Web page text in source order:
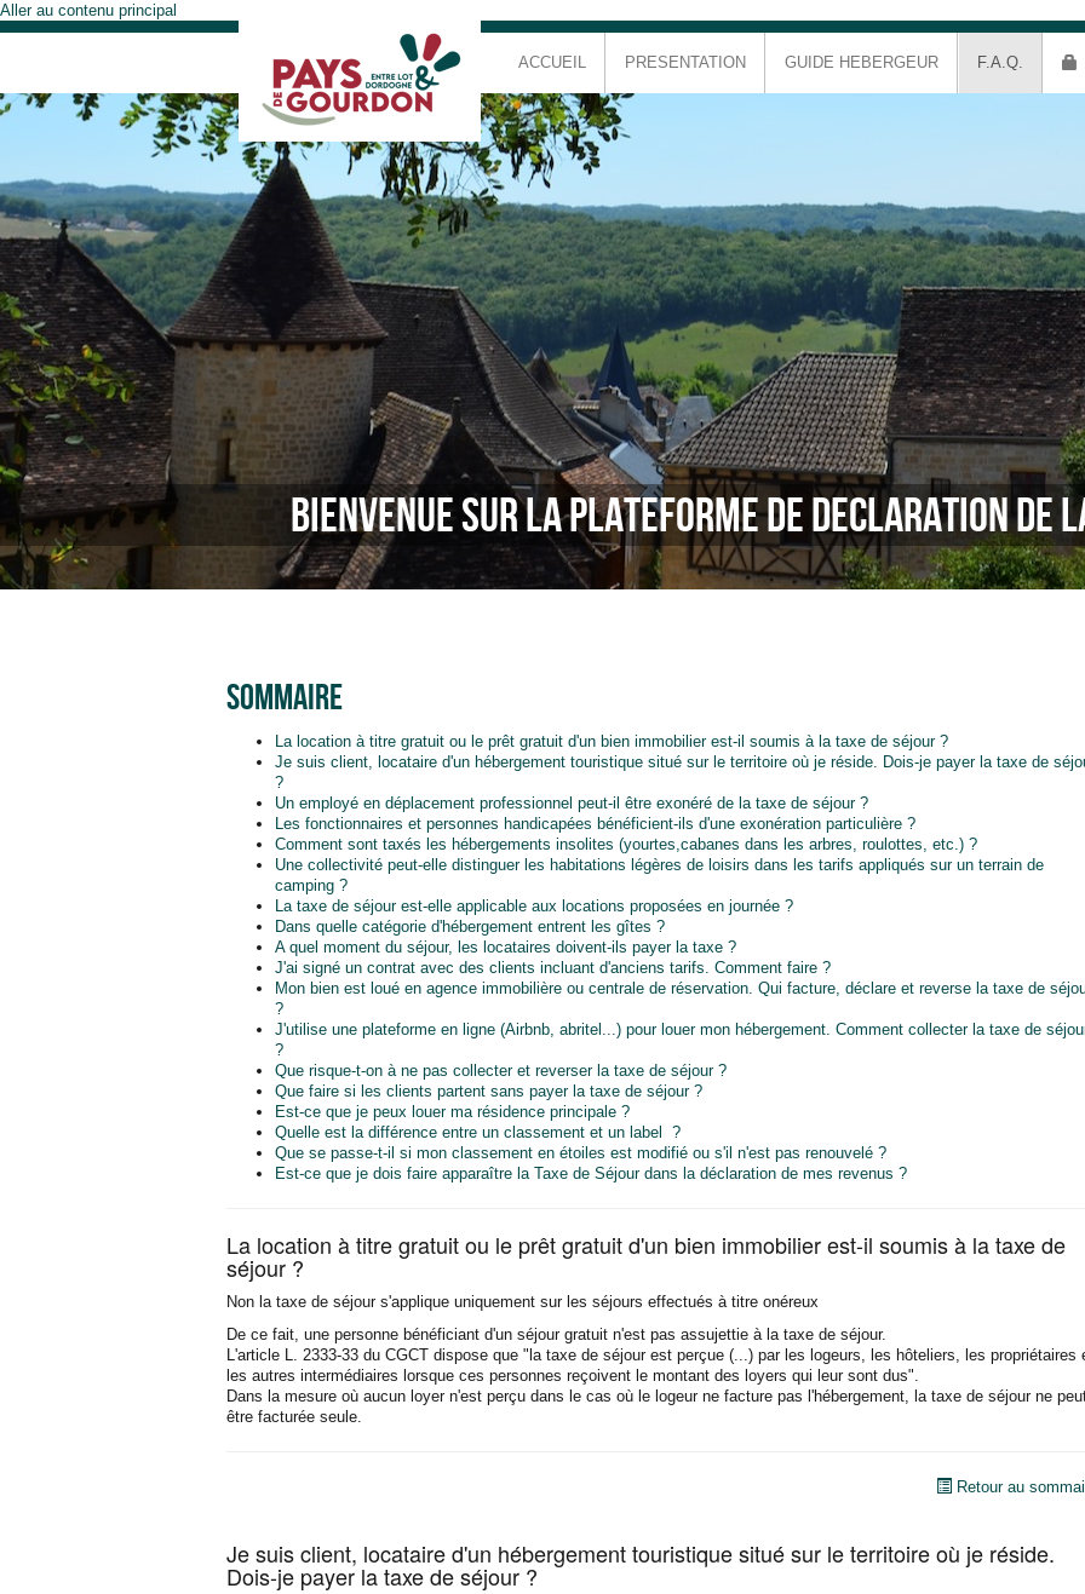
Aller au contenu principal
ACCUEIL PRESENTATION GUIDE HEBERGEUR F.A.Q.
BIENVENUE SUR LA PLATEFORME DE DECLARATION DE
Sommaire
La location à titre gratuit ou le prêt gratuit d'un bien immobilier est-il soumis à la taxe de séjour ?
Je suis client, locataire d'un hébergement touristique situé sur le territoire où je réside. Dois-je payer la taxe de
?
Un employé en déplacement professionnel peut-il être exonéré de la taxe de séjour ?
Les fonctionnaires et personnes handicapées bénéficient-ils d'une exonération particulière ?
Comment sont taxés les hébergements insolites (yourtes,cabanes dans les arbres, roulottes, etc.) ?
Une collectivité peut-elle distinguer les habitations légères de loisirs dans les tarifs appliqués sur un terrain de
camping ?
La taxe de séjour est-elle applicable aux locations proposées en journée ?
Dans quelle catégorie d'hébergement entrent les gîtes ?
A quel moment du séjour, les locataires doivent-ils payer la taxe ?
J'ai signé un contrat avec des clients incluant d'anciens tarifs. Comment faire ?
Mon bien est loué en agence immobilière ou centrale de réservation. Qui facture, déclare et reverse la taxe de
?
J'utilise une plateforme en ligne (Airbnb, abritel...) pour louer mon hébergement. Comment collecter la taxe de
?
Que risque-t-on à ne pas collecter et reverser la taxe de séjour ?
Que faire si les clients partent sans payer la taxe de séjour ?
Est-ce que je peux louer ma résidence principale ?
Quelle est la différence entre un classement et un label ?
Que se passe-t-il si mon classement en étoiles est modifié ou s'il n'est pas renouvelé ?
Est-ce que je dois faire apparaître la Taxe de Séjour dans la déclaration de mes revenus ?
La location à titre gratuit ou le prêt gratuit d'un bien immobilier est-il soumis à la taxe de
séjour ?
Non la taxe de séjour s'applique uniquement sur les séjours effectués à titre onéreux
De ce fait, une personne bénéficiant d'un séjour gratuit n'est pas assujettie à la taxe de séjour.
L'article L. 2333-33 du CGCT dispose que "la taxe de séjour est perçue (...) par les logeurs, les hôteliers, les propriétaires
les autres intermédiaires lorsque ces personnes reçoivent le montant des loyers qui leur sont dus".
Dans la mesure où aucun loyer n'est perçu dans le cas où le logeur ne facture pas l'hébergement, la taxe de séjour ne
être facturée seule.
Retour au
Je suis client, locataire d'un hébergement touristique situé sur le territoire où je réside.
Dois-je payer la taxe de séjour ?